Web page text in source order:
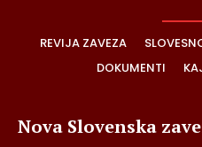
REVIJA ZAVEZA
DOKUMENTI
Nova Slovenska